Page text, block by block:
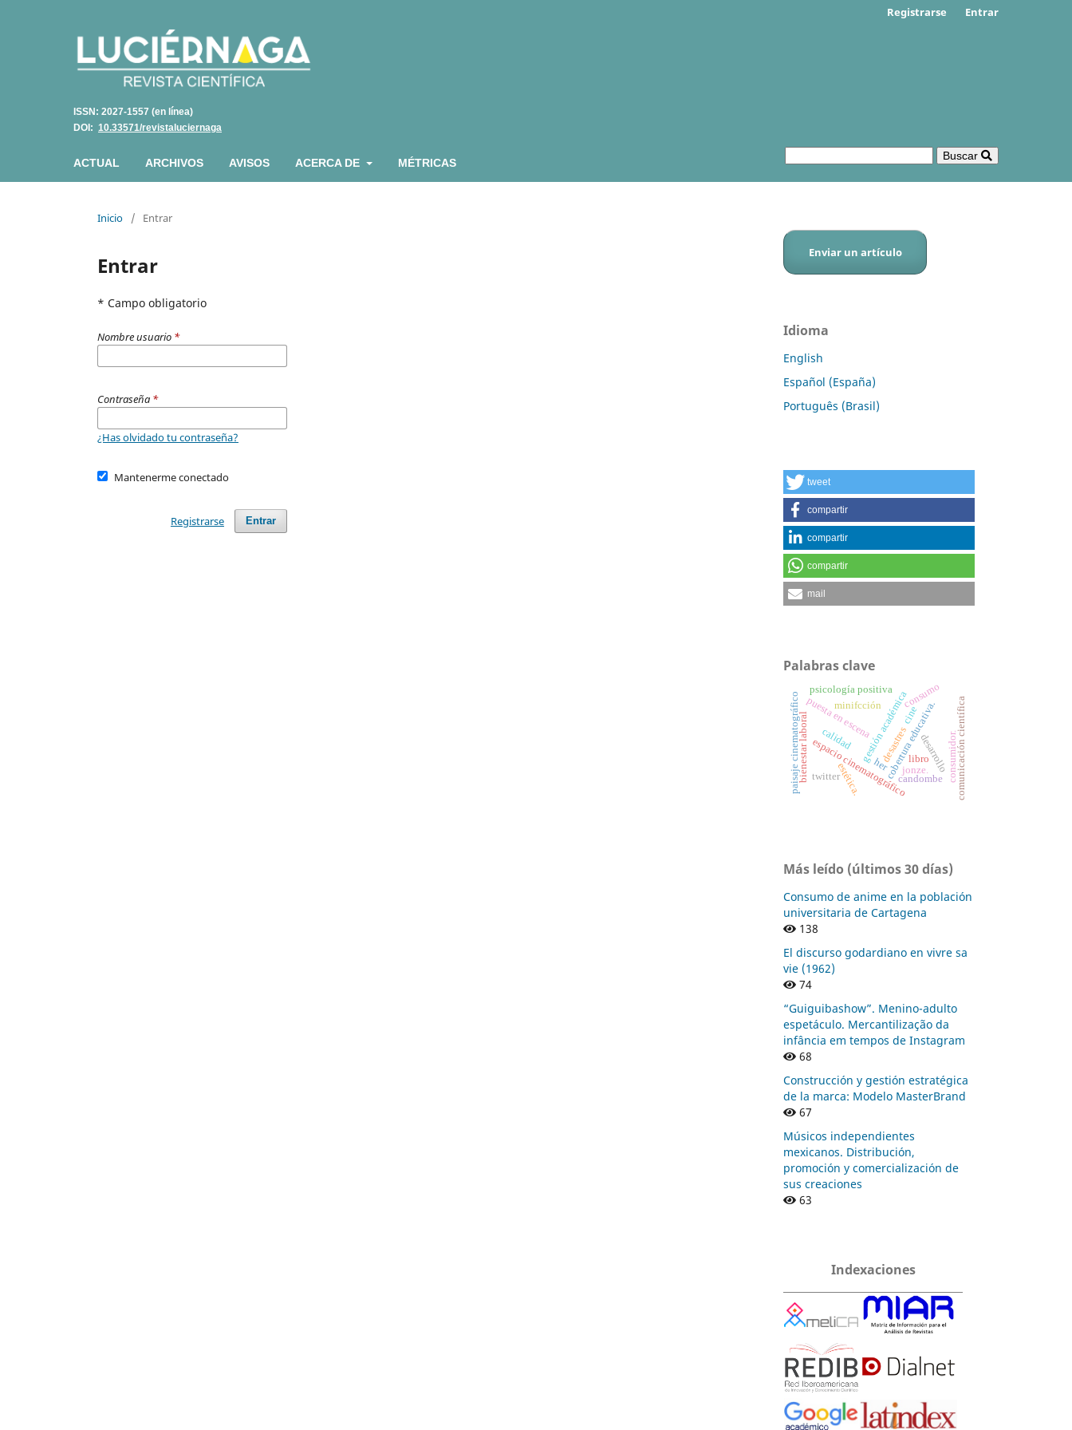
ISSN: 2027-1557 (en línea)
DOI: 10.33571/revistaluciernaga
ACTUAL ARCHIVOS AVISOS ACERCA DE MÉTRICAS
Buscar
Registrarse Entrar
Inicio / Entrar
Entrar
* Campo obligatorio
Nombre usuario *
Contraseña *
¿Has olvidado tu contraseña?
Mantenerme conectado
Entrar
Registrarse
Enviar un artículo
Idioma
English
Español (España)
Português (Brasil)
tweet
compartir
compartir
compartir
mail
Palabras clave
cine
gestión académica
espacio cinematográfico
estética. cobertura educativa.
calidad
puesta en escena
bienestar laboral
minifcción
desarrollo
paisaje cinematográfico candombe consumidor.
psicología positiva
her
consumo
jonze.
twitter
desastreslibro comunicación científica
Más leído (últimos 30 días)
Consumo de anime en la población
universitaria de Cartagena
138
El discurso godardiano en vivre sa
vie (1962)
74
“Guiguibashow”. Menino-adulto
espetáculo. Mercantilização da
infância em tempos de Instagram
68
Construcción y gestión estratégica
de la marca: Modelo MasterBrand
67
Músicos independientes
mexicanos. Distribución,
promoción y comercialización de
sus creaciones
63
Indexaciones